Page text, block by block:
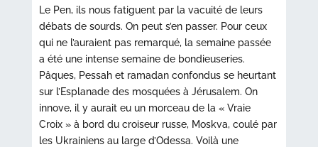
Le Pen, ils nous fatiguent par la vacuité de leurs
débats de sourds. On peut s’en passer. Pour ceux
qui ne l’auraient pas remarqué, la semaine passée
a été une intense semaine de bondieuseries.
Pâques, Pessah et ramadan confondus se heurtant
sur l’Esplanade des mosquées à Jérusalem. On
innove, il y aurait eu un morceau de la « Vraie
Croix » à bord du croiseur russe, Moskva, coulé par
les Ukrainiens au large d’Odessa. Voilà une